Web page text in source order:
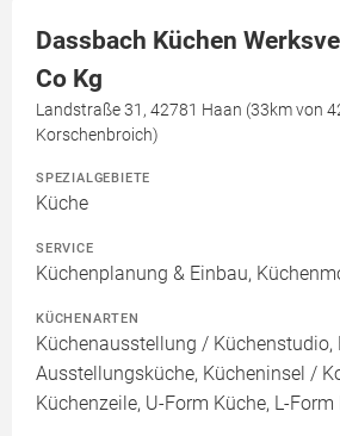
Dassbach Küchen
Co Kg
Landstraße 31, 42781 Haan (33km von
Korschenbroich)
SPEZIALGEBIETE
Küche
SERVICE
Küchenplanung & Einbau,
KÜCHENARTEN
Küchenausstellung / Küchenstudio,
Ausstellungsküche, Kücheninsel /
Küchenzeile, U-Form Küche, L-Form